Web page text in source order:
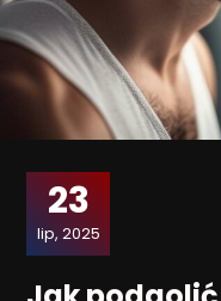
23
lip, 2025